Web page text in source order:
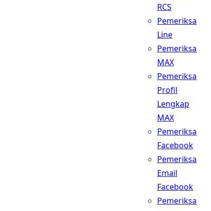
RCS
Pemeriksa
Line
Pemeriksa
MAX
Pemeriksa
Profil
Lengkap
MAX
Pemeriksa
Facebook
Pemeriksa
Email
Facebook
Pemeriksa